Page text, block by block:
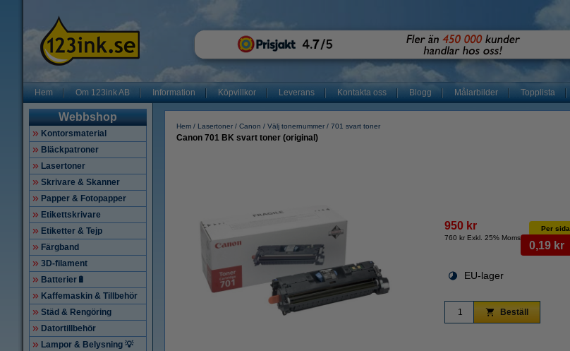
Hem Om 123ink AB Information Köpvillkor Leverans Kontakta oss Blogg Målarbilder Topplista
Webbshop
Kontorsmaterial
Bläckpatroner
Lasertoner
Skrivare & Skanner
Papper & Fotopapper
Etikettskrivare
Etiketter & Tejp
Färgband
3D-filament
Batterier🔋
Kaffemaskin & Tillbehör
Städ & Rengöring
Datortillbehör
Lampor & Belysning 💡
Hem Lasertoner Canon Välj tonernummer 701 svart toner
Canon 701 BK svart toner (original)
950 kr
760 kr Exkl. 25% Moms
Per sida
0,19 kr
EU-lager
Beställ